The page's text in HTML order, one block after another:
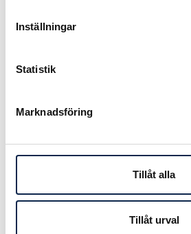
Inställningar
Statistik
Marknadsföring
Tillåt alla
Tillåt urval
trygga arbetsplatser,
drabbat av
har utsatts för stora
kändes det angeläget
enkäten i år. Resultaten
läsas med försiktighet,
nödvändig för att